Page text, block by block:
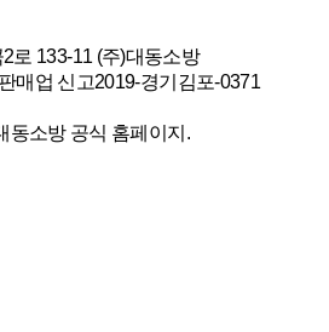
로 133-11 (주)대동소방
매업 신고2019-경기김포-0371
동소방 공식 홈페이지.